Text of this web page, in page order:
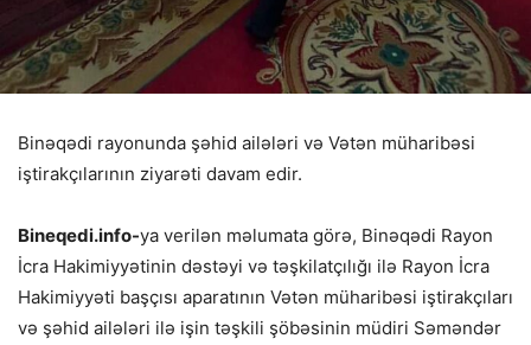
Binəqədi rayonunda şəhid ailələri və Vətən müharibəsi
iştirakçılarının ziyarəti davam edir.
Bineqedi.info-ya verilən məlumata görə, Binəqədi Rayon
İcra Hakimiyyətinin dəstəyi və təşkilatçılığı ilə Rayon İcra
Hakimiyyəti başçısı aparatının Vətən müharibəsi iştirakçıları
və şəhid ailələri ilə işin təşkili şöbəsinin müdiri Səməndər